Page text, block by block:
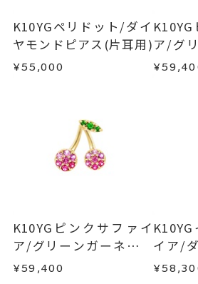
カテゴリー
ピアス、
ガーネットピア
アメシストピア
フルーツピアス
-
・在庫のご用意ができる場合：
内を目安に発送いたします。
・受注生産となる場合： 商品
※お急ぎの方はご注文前にお
い。事前に現在の納期状況を確
お届け予定日はご注文から2営
・受注生産の商品
・お客さまのお手元で傷や汚れ
・到着後ご連絡無く7日以上経
・過度な交換・返品を繰り返し
商品の品質には万全を期して
不良品の場合、またはご注文
はお問い合わせフォームよりご
この場合の返送料は弊社にて
で、着払いにてご返送ください
詳細はこちら
K10YGペリドット/ダイ
ヤモンドピアス(片耳用)
¥55,000
ア/グ
ピアス(
K10YGピンクサファイ
ア/グリーンガーネット
ピアス(片耳用)
¥59,400
イア/
ス(片耳